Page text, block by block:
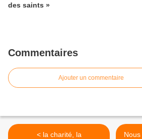
des saints »
Commentaires
Ajouter un commentaire
< la charité, la